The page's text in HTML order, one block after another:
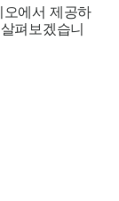
에서 제공하
펴보겠습니